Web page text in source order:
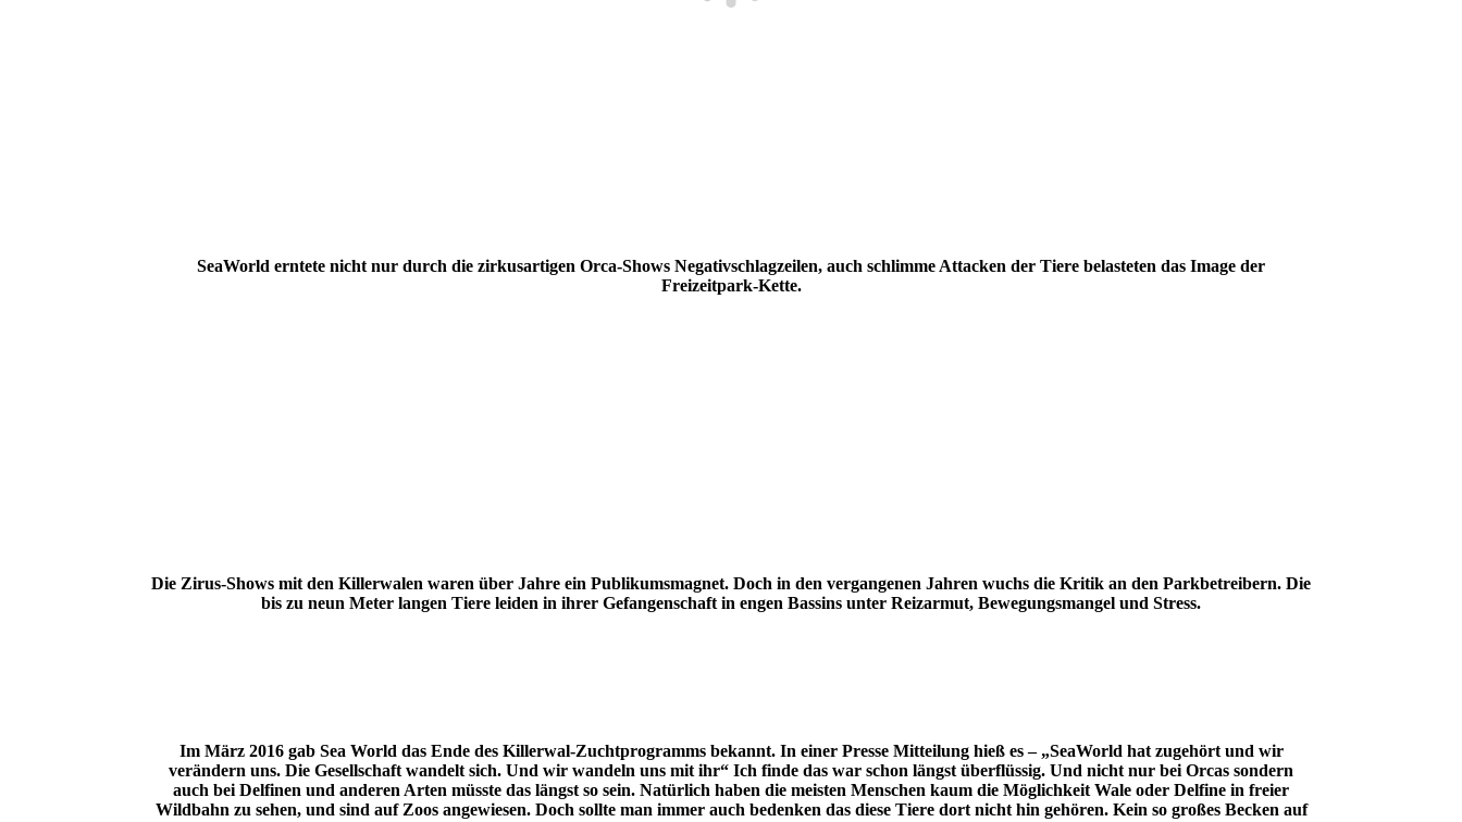
SeaWorld erntete nicht nur durch die zirkusartigen Orca-Shows Negativschlagzeilen, auch schlimme Attacken der Tiere belasteten das Image der
Freizeitpark-Kette.
Die Zirus-Shows mit den Killerwalen waren über Jahre ein Publikumsmagnet. Doch in den vergangenen Jahren wuchs die Kritik an den Parkbetreibern. Die
bis zu neun Meter langen Tiere leiden in ihrer Gefangenschaft in engen Bassins unter Reizarmut, Bewegungsmangel und Stress.
Im März 2016 gab Sea World das Ende des Killerwal-Zuchtprogramms bekannt. In einer Presse Mitteilung hieß es – „SeaWorld hat zugehört und wir
verändern uns. Die Gesellschaft wandelt sich. Und wir wandeln uns mit ihr“ Ich finde das war schon längst überflüssig. Und nicht nur bei Orcas sondern
auch bei Delfinen und anderen Arten müsste das längst so sein. Natürlich haben die meisten Menschen kaum die Möglichkeit Wale oder Delfine in freier
Wildbahn zu sehen, und sind auf Zoos angewiesen. Doch sollte man immer auch bedenken das diese Tiere dort nicht hin gehören. Kein so großes Becken auf